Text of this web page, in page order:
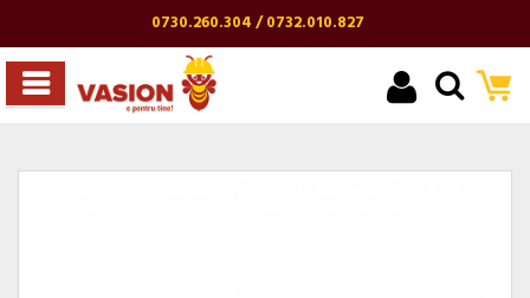
0730.260.304 / 0732.010.827